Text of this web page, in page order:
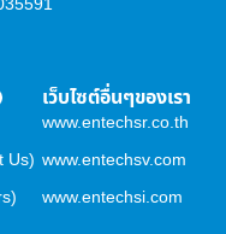
Us)
เว็บไซต์อื่นๆของเรา
www.entechsr.co.th
www.entechsv.com
www.entechsi.com